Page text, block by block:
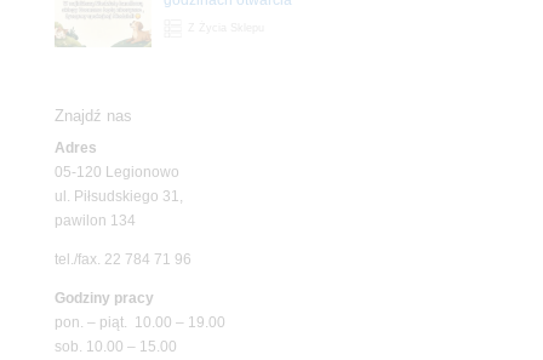
Znajdź nas
Adres
05-120 Legionowo
ul. Piłsudskiego 31,
pawilon 134
tel./fax. 22 784 71 96
Godziny pracy
pon. – piąt. 10.00 – 19.00
sob. 10.00 – 15.00